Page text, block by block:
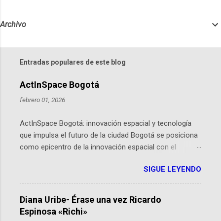
Archivo
Entradas populares de este blog
ActInSpace Bogotá
febrero 01, 2026
ActInSpace Bogotá: innovación espacial y tecnología
que impulsa el futuro de la ciudad Bogotá se posiciona
como epicentro de la innovación espacial con el
hackathon global que convierte tecnologías de la
Agencia Espacial Europea en soluciones prácticas para
la vida cotidiana. Este evento, organizado por el
Planetario de Bogotá del Idartes y la Universidad de los
Andes, reúne a expertos como el presidente de Airbus
SIGUE LEYENDO
Diana Uribe- Érase una vez Ricardo
Espinosa «Richi»